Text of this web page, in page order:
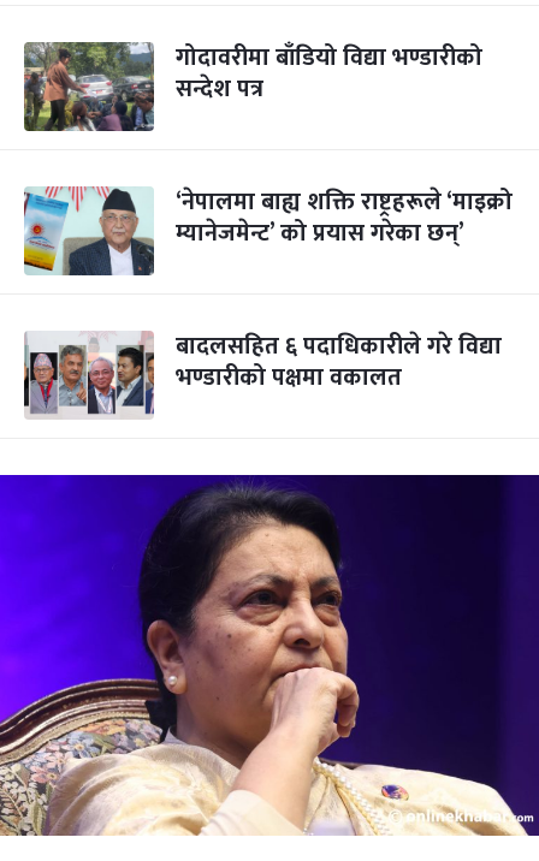
गोदावरीमा बाँडियो विद्या भण्डारीको
सन्देश पत्र
‘नेपालमा बाह्य शक्ति राष्ट्रहरूले ‘माइक्रो
म्यानेजमेन्ट’ को प्रयास गरेका छन्’
बादलसहित ६ पदाधिकारीले गरे विद्या
भण्डारीको पक्षमा वकालत